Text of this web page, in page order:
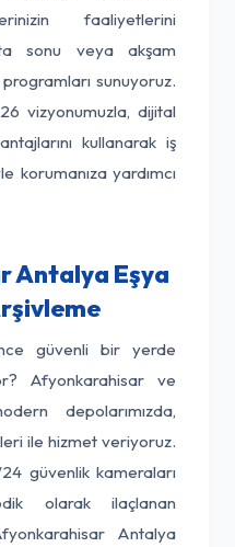
faaliyetlerini
sonu veya akşam
sunuyoruz.
vizyonumuzla, dijital
kullanarak iş
korumanıza yardımcı
Antalya Eşya
güvenli bir yerde
Afyonkarahisar ve
depolarımızda,
ile hizmet veriyoruz.
güvenlik kameraları
olarak ilaçlanan
Antalya